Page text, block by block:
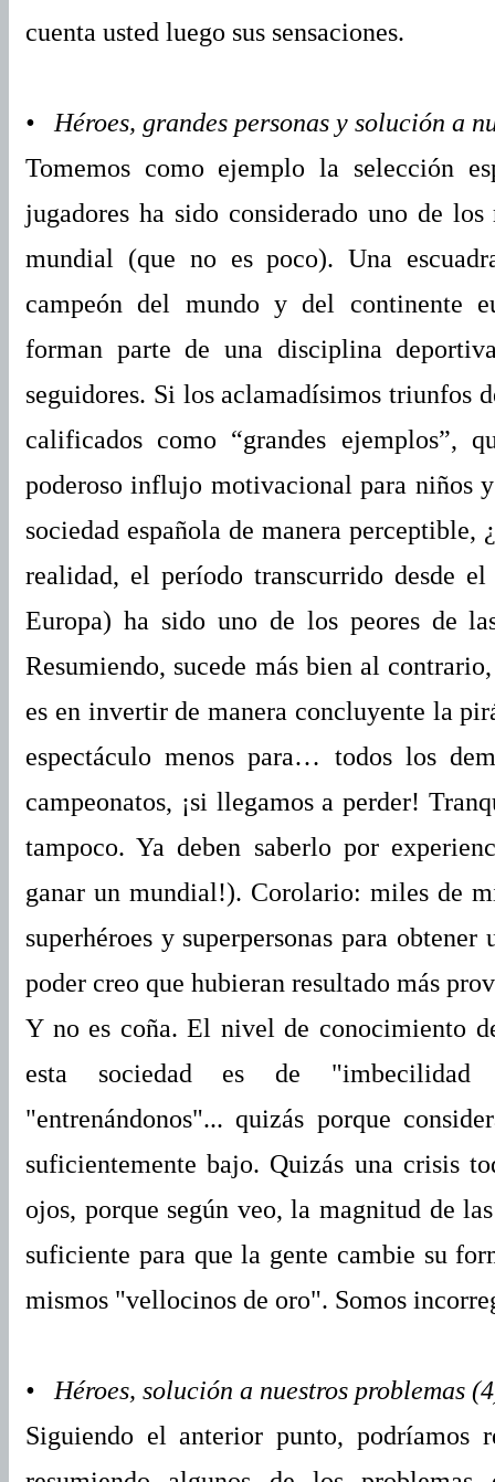
cuenta usted luego sus sensaciones.
• Héroes, grandes personas y solución a
Tomemos como ejemplo la selección
jugadores ha sido considerado uno de
mundial (que no es poco). Una
campeón del mundo y del continente
forman parte de una disciplina
seguidores. Si los aclamadísimos triunfos
calificados como “grandes ejemplos”,
poderoso influjo motivacional para niños
sociedad española de manera perceptible,
realidad, el período transcurrido desde
Europa) ha sido uno de los peores de
Resumiendo, sucede más bien al
es en invertir de manera concluyente la
espectáculo menos para… todos los
campeonatos, ¡si llegamos a perder!
tampoco. Ya deben saberlo por
ganar un mundial!). Corolario: miles de
superhéroes y superpersonas para
poder creo que hubieran resultado más
Y no es coña. El nivel de conocimiento
esta sociedad es de "imbecilidad
"entrenándonos"... quizás porque
suficientemente bajo. Quizás una crisis
ojos, porque según veo, la magnitud de
suficiente para que la gente cambie su
mismos "vellocinos de oro". Somos
• Héroes, solución a nuestros problemas
Siguiendo el anterior punto, podríamos